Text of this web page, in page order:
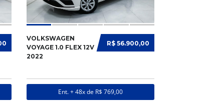
R$ 56.900,00
VOLKSWAGEN
VOYAGE 1.0 FLEX 12V
2022
Ent. + 48x de R$ 769,00